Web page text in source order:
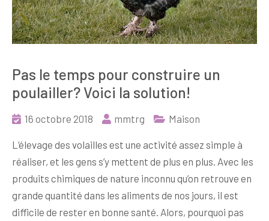
Pas le temps pour construire un
poulailler? Voici la solution!
16 octobre 2018 mmtrg Maison
L’élevage des volailles est une activité assez simple à
réaliser, et les gens s’y mettent de plus en plus. Avec les
produits chimiques de nature inconnu qu’on retrouve en
grande quantité dans les aliments de nos jours, il est
difficile de rester en bonne santé. Alors, pourquoi pas